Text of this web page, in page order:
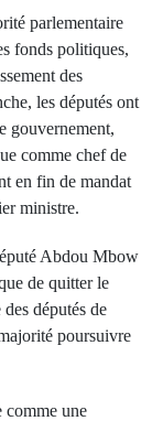
parlementaire
fonds politiques,
des
les députés ont
gouvernement,
comme chef de
en fin de mandat
ministre.
Abdou Mbow
de quitter le
députés de
poursuivre
comme une